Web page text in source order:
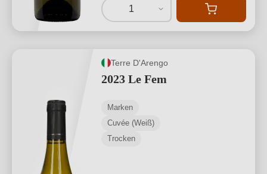
1
Terre D'Arengo
2023 Le Fem
Marken
Cuvée (Weiß)
Trocken